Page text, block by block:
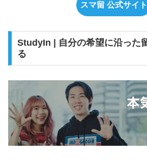
スマ留 公式サイト
StudyIn | 自分の希望に沿った
る